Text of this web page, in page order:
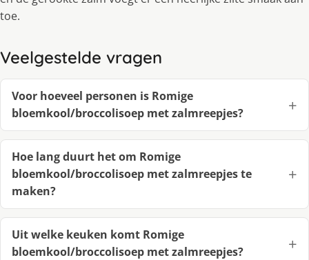
toe.
Veelgestelde vragen
Voor hoeveel personen is Romige
bloemkool/broccolisoep met zalmreepjes?
Hoe lang duurt het om Romige
bloemkool/broccolisoep met zalmreepjes te
maken?
Uit welke keuken komt Romige
bloemkool/broccolisoep met zalmreepjes?